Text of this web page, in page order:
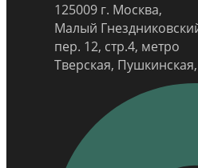
125009 г. Москва,
Малый
пер. 12, стр.4, метро
Тверская,